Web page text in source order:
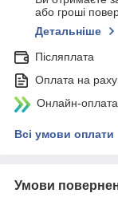
або гроші
Детальніше
Післяплата
Оплата на
Онлайн-
Всі умови оплати
Умови